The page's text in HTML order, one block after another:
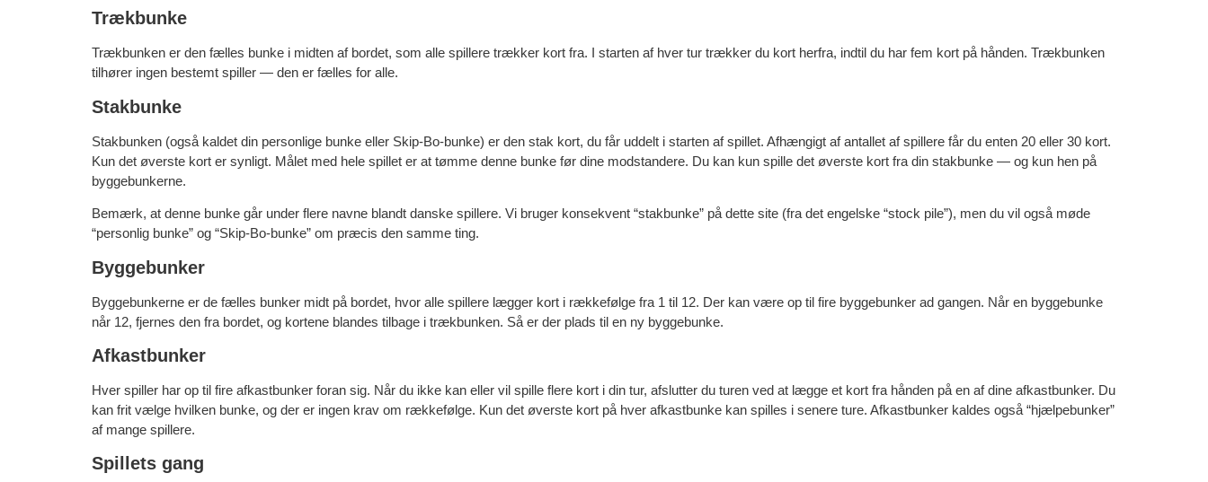
Trækbunke
Trækbunken er den fælles bunke i midten af bordet, som alle spillere trækker kort fra. I starten af hver tur trækker du kort herfra, indtil du har fem kort på hånden. Trækbunken
tilhører ingen bestemt spiller — den er fælles for alle.
Stakbunke
Stakbunken (også kaldet din personlige bunke eller Skip-Bo-bunke) er den stak kort, du får uddelt i starten af spillet. Afhængigt af antallet af spillere får du enten 20 eller 30 kort.
Kun det øverste kort er synligt. Målet med hele spillet er at tømme denne bunke før dine modstandere. Du kan kun spille det øverste kort fra din stakbunke — og kun hen på
byggebunkerne.
Bemærk, at denne bunke går under flere navne blandt danske spillere. Vi bruger konsekvent “stakbunke” på dette site (fra det engelske “stock pile”), men du vil også møde
“personlig bunke” og “Skip-Bo-bunke” om præcis den samme ting.
Byggebunker
Byggebunkerne er de fælles bunker midt på bordet, hvor alle spillere lægger kort i rækkefølge fra 1 til 12. Der kan være op til fire byggebunker ad gangen. Når en byggebunke
når 12, fjernes den fra bordet, og kortene blandes tilbage i trækbunken. Så er der plads til en ny byggebunke.
Afkastbunker
Hver spiller har op til fire afkastbunker foran sig. Når du ikke kan eller vil spille flere kort i din tur, afslutter du turen ved at lægge et kort fra hånden på en af dine afkastbunker. Du
kan frit vælge hvilken bunke, og der er ingen krav om rækkefølge. Kun det øverste kort på hver afkastbunke kan spilles i senere ture. Afkastbunker kaldes også “hjælpebunker”
af mange spillere.
Spillets gang